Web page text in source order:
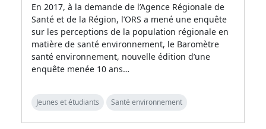
En 2017, à la demande de l’Agence Régionale de
Santé et de la Région, l’ORS a mené une enquête
sur les perceptions de la population régionale en
matière de santé environnement, le Baromètre
santé environnement, nouvelle édition d’une
enquête menée 10 ans…
Jeunes et étudiants Santé environnement